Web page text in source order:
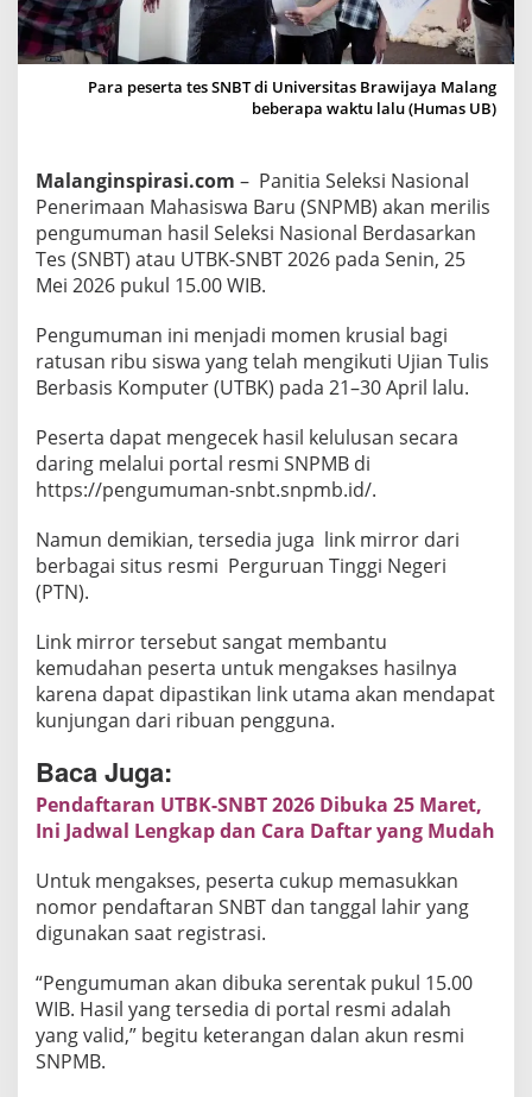
t
n
g
u
m
m
a
n
a
s
i
S
N
2
a
r
I
n
i
u
k
u
Para peserta tes SNBT di Universitas Brawijaya Malang
beberapa waktu lalu (Humas UB)
Malanginspirasi.com – Panitia Seleksi Nasional
Penerimaan Mahasiswa Baru (SNPMB) akan merilis
pengumuman hasil Seleksi Nasional Berdasarkan
Tes (SNBT) atau UTBK-SNBT 2026 pada Senin, 25
Mei 2026 pukul 15.00 WIB.
Pengumuman ini menjadi momen krusial bagi
ratusan ribu siswa yang telah mengikuti Ujian Tulis
Berbasis Komputer (UTBK) pada 21–30 April lalu.
Peserta dapat mengecek hasil kelulusan secara
daring melalui portal resmi SNPMB di
https://pengumuman-snbt.snpmb.id/.
Namun demikian, tersedia juga link mirror dari
berbagai situs resmi Perguruan Tinggi Negeri
(PTN).
Link mirror tersebut sangat membantu
kemudahan peserta untuk mengakses hasilnya
karena dapat dipastikan link utama akan mendapat
kunjungan dari ribuan pengguna.
Baca Juga:
Pendaftaran UTBK-SNBT 2026 Dibuka 25 Maret,
Ini Jadwal Lengkap dan Cara Daftar yang Mudah
Untuk mengakses, peserta cukup memasukkan
nomor pendaftaran SNBT dan tanggal lahir yang
digunakan saat registrasi.
“Pengumuman akan dibuka serentak pukul 15.00
WIB. Hasil yang tersedia di portal resmi adalah
yang valid,” begitu keterangan dalan akun resmi
SNPMB.